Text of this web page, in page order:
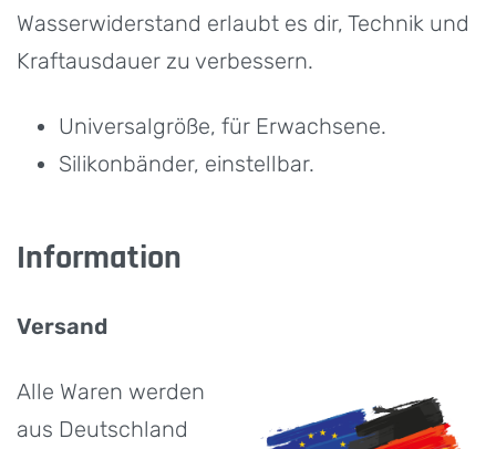
Wasserwiderstand erlaubt es dir, Technik und
Kraftausdauer zu verbessern.
Universalgröße, für Erwachsene.
Silikonbänder, einstellbar.
Information
Versand
Alle Waren werden
aus Deutschland